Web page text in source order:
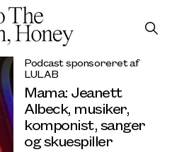
Podcast sponsoreret af
LULAB
Mama: Jeanett
Albeck, musiker,
komponist, sanger
og skuespiller